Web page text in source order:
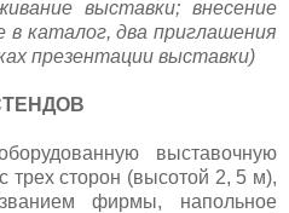
выставки; внесение
в каталог, два приглашения
презентации выставки)
выставочную
трех сторон (высотой 2, 5 м),
фирмы, напольное